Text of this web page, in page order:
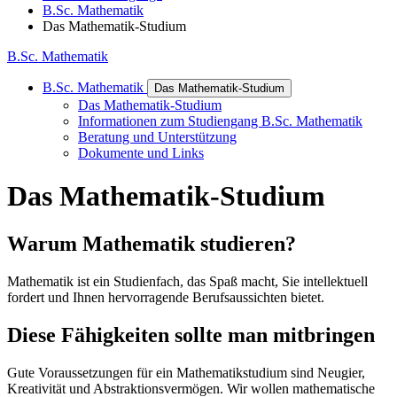
B.Sc. Mathematik
Das Mathematik-Studium
B.Sc. Mathematik
B.Sc. Mathematik Das Mathematik-Studium
Das Mathematik-Studium
Informationen zum Studiengang B.Sc. Mathematik
Beratung und Unterstützung
Dokumente und Links
Das Mathematik-Studium
Warum Mathematik studieren?
Mathematik ist ein Studienfach, das Spaß macht, Sie intellektuell
fordert und Ihnen hervorragende Berufsaussichten bietet.
Diese Fähigkeiten sollte man mitbringen
Gute Voraussetzungen für ein Mathematikstudium sind Neugier,
Kreativität und Abstraktionsvermögen. Wir wollen mathematische